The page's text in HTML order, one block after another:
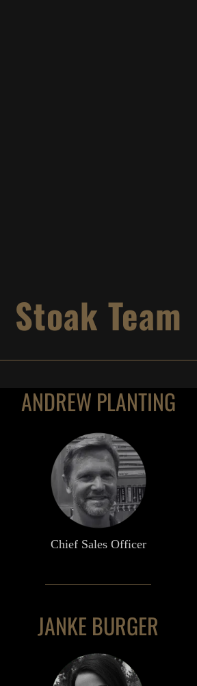
Stoak Team
ANDREW PLANTING
Chief Sales Officer
JANKE BURGER